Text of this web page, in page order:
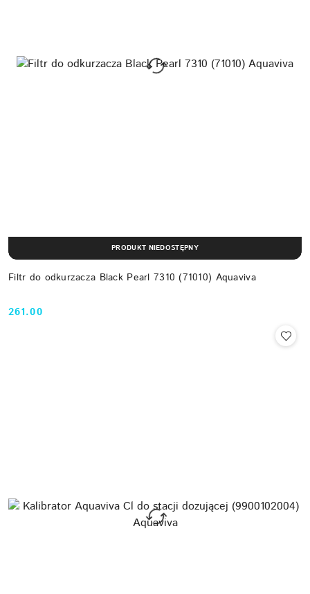
Filtr do odkurzacza Black Pearl 7310 (71010) Aquaviva
Cena:
261.00
PRODUKT NIEDOSTĘPNY